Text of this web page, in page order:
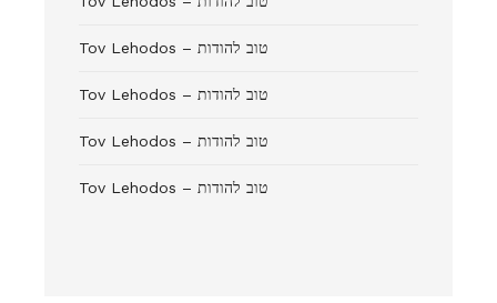
Tov Lehodos – טוב להודות
Tov Lehodos – טוב להודות
Tov Lehodos – טוב להודות
Tov Lehodos – טוב להודות